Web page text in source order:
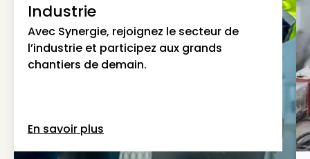
Industrie
Avec Synergie, rejoignez le secteur de
l’industrie et participez aux grands
chantiers de demain.
En savoir plus